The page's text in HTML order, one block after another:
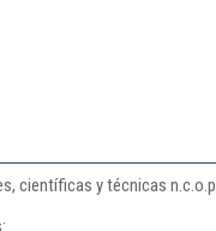
científicas y técnicas n.c.o.p..